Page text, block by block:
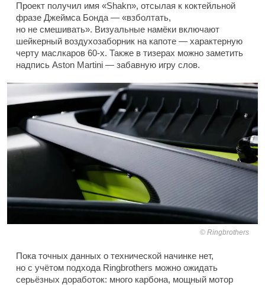
Проект получил имя «Shakn», отсылая к коктейльной
фразе Джеймса Бонда — «взболтать,
но не смешивать». Визуальные намёки включают
шейкерный воздухозаборник на капоте — характерную
черту маслкаров 60-х. Также в тизерах можно заметить
надпись Aston Martini — забавную игру слов.
Ringbrothers
Пока точных данных о технической начинке нет,
но с учётом подхода Ringbrothers можно ожидать
серьёзных доработок: много карбона, мощный мотор